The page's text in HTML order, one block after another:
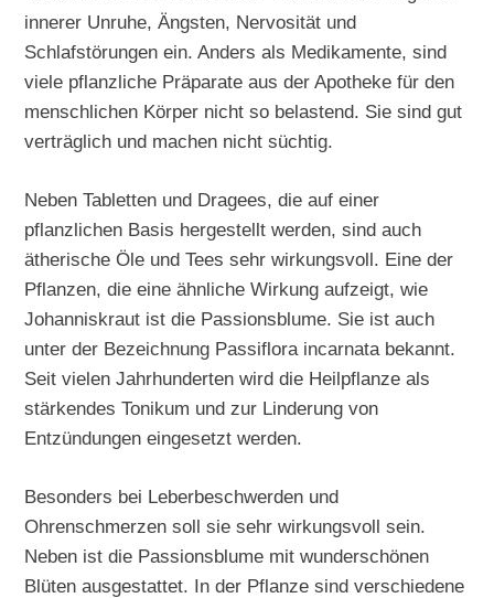
innerer Unruhe, Ängsten, Nervosität und
Schlafstörungen ein. Anders als Medikamente, sind
viele pflanzliche Präparate aus der Apotheke für den
menschlichen Körper nicht so belastend. Sie sind gut
verträglich und machen nicht süchtig.
Neben Tabletten und Dragees, die auf einer
pflanzlichen Basis hergestellt werden, sind auch
ätherische Öle und Tees sehr wirkungsvoll. Eine der
Pflanzen, die eine ähnliche Wirkung aufzeigt, wie
Johanniskraut ist die Passionsblume. Sie ist auch
unter der Bezeichnung Passiflora incarnata bekannt.
Seit vielen Jahrhunderten wird die Heilpflanze als
stärkendes Tonikum und zur Linderung von
Entzündungen eingesetzt werden.
Besonders bei Leberbeschwerden und
Ohrenschmerzen soll sie sehr wirkungsvoll sein.
Neben ist die Passionsblume mit wunderschönen
Blüten ausgestattet. In der Pflanze sind verschiedene